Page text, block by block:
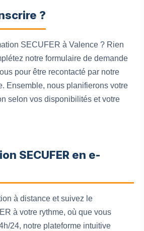
?
SECUFER à Valence ? Rien
notre formulaire de demande
pour être recontacté par notre
Ensemble, nous planifierons votre
selon vos disponibilités et votre
SECUFER en e-
à distance et suivez le
à votre rythme, où que vous
24, notre plateforme intuitive